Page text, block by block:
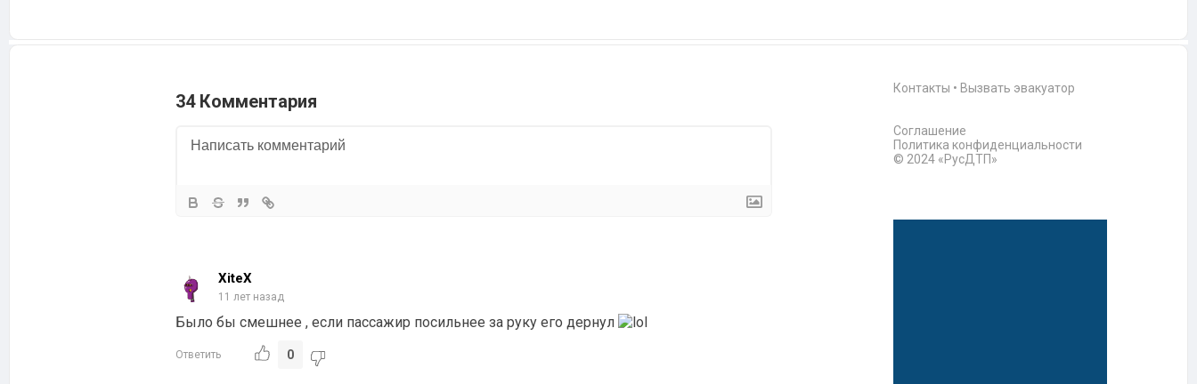
34 Комментария
XiteX
11 лет назад
Было бы смешнее , если пассажир посильнее за руку его дернул
Ответить 0
Контакты • Вызвать эвакуатор
Соглашение
Политика конфиденциальности
© 2024 «РусДТП»